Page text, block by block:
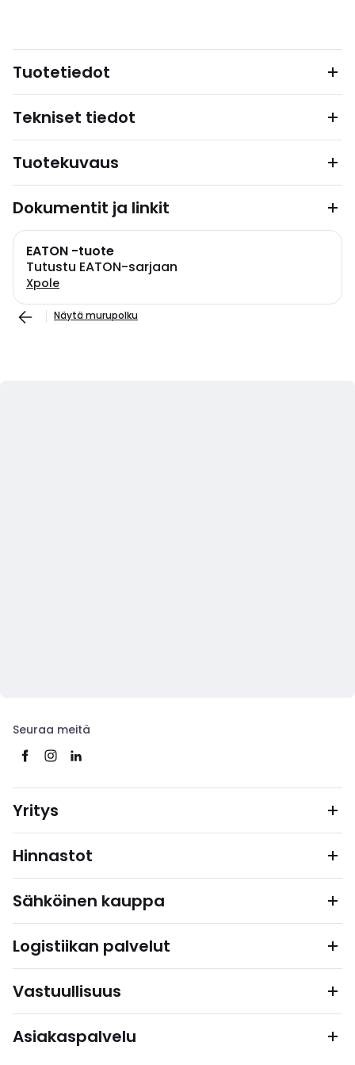
Tuotetiedot
Tekniset tiedot
Tuotekuvaus
Dokumentit ja linkit
EATON -tuote
Tutustu EATON-sarjaan
Xpole
Näytä murupolku
Seuraa meitä
Yritys
Hinnastot
Sähköinen kauppa
Logistiikan palvelut
Vastuullisuus
Asiakaspalvelu